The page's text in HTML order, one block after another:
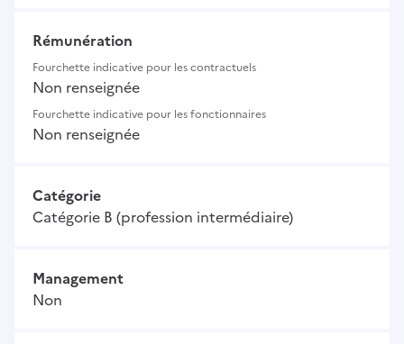
Rémunération
Fourchette indicative pour les contractuels
Non renseignée
Fourchette indicative pour les fonctionnaires
Non renseignée
Catégorie
Catégorie B (profession intermédiaire)
Management
Non